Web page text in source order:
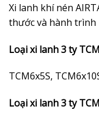
Xi lanh khí nén
thước và hành trình
Loại xi lanh 3 ty
TCM6x5S,
Loại xi lanh 3 ty